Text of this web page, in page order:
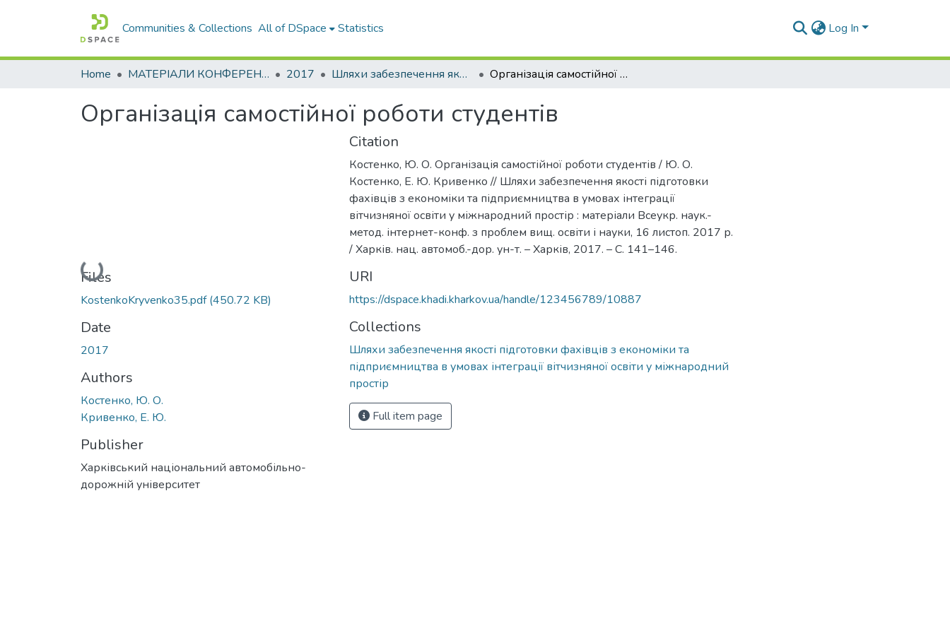
Communities & Collections All of DSpace Statistics Log In
Home МАТЕРІАЛИ КОНФЕРЕНЦІЙ 2017 Шляхи забезпечення якості підготовки фахівців з економіки та підприємництва в умовах інтеграції вітчизняної освіти у міжнародний простір Організація самостійної роботи студентів
Організація самостійної роботи студентів
Loading...
Files
KostenkoKryvenko35.pdf(450.72 KB)
Date
2017
Authors
Костенко, Ю. О.
Кривенко, Е. Ю.
Publisher
Харківський національний автомобільно-
дорожній університет
Citation
Костенко, Ю. О. Організація самостійної роботи студентів / Ю. О.
Костенко, Е. Ю. Кривенко // Шляхи забезпечення якості підготовки
фахівців з економіки та підприємництва в умовах інтеграції
вітчизняної освіти у міжнародний простір : матеріали Всеукр. наук.-
метод. інтернет-конф. з проблем вищ. освіти і науки, 16 листоп. 2017 р.
/ Харків. нац. автомоб.-дор. ун-т. – Харків, 2017. – С. 141–146.
URI
https://dspace.khadi.kharkov.ua/handle/123456789/10887
Collections
Шляхи забезпечення якості підготовки фахівців з економіки та
підприємництва в умовах інтеграції вітчизняної освіти у міжнародний
простір
Full item page